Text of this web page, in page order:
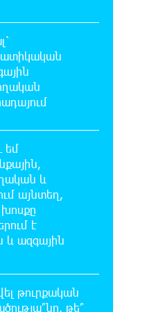
կոնտրաստն ու
նոր
«Փաստ»
ավարտվեցին,
էլ ոչինչ չի
ներգրավում
համար. «Փաստ»
եմ
և
այնտեղ,
է
և ազգային
թուրքական
թե՞